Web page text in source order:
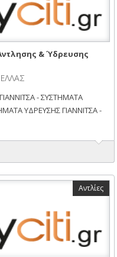
& Ύδρευσης
- ΣΥΣΤΗΜΑΤΑ
ΥΔΡΕΥΣΗΣ ΓΙΑΝΝΙΤΣΑ -
Αντλίες